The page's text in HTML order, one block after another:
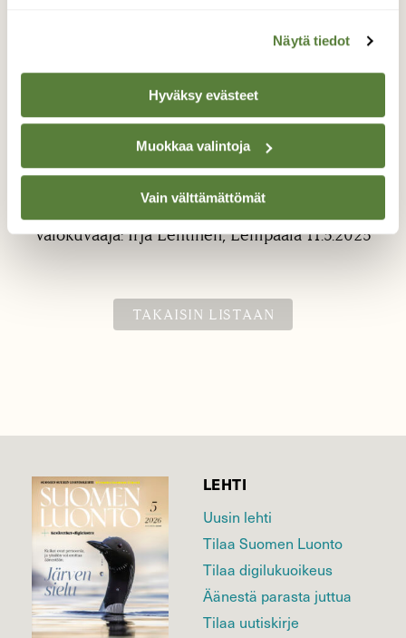
Näytä tiedot
Hyväksy evästeet
Muokkaa valintoja
Vain välttämättömät
Mustikka kukkii
Mustikka kukki, on toukokuun alku.
Valokuvaaja: Irja Lehtinen, Lempäälä 11.5.2025
TAKAISIN LISTAAN
LEHTI
Uusin lehti
Tilaa Suomen Luonto
Tilaa digilukuoikeus
Äänestä parasta juttua
Tilaa uutiskirje